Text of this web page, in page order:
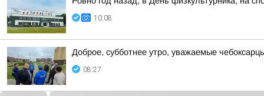
10:08
Доброе, субботнее утро, уважаемые
08:27